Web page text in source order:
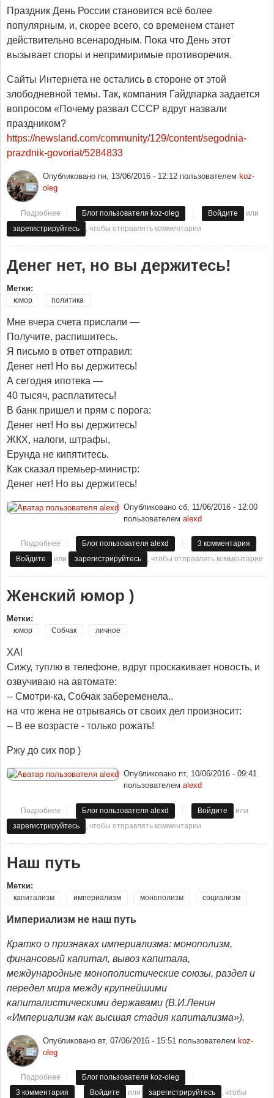
Праздник День России становится всё более
популярным, и, скорее всего, со временем станет
действительно всенародным. Пока что День этот
вызывает споры и непримиримые противоречия.
Сайты Интернета не остались в стороне от этой
злободневной темы. Так, компания Гайдпарка задается
вопросом «Почему развал СССР вдруг назвали
праздником?
https://newsland.com/community/129/content/segodnia-
prazdnik-govoriat/5284833
Опубликовано пн, 13/06/2016 - 12:12пользователем koz-
oleg
Подробнее о День России
Блог пользователя koz-oleg Войдите
или
зарегистрируйтесь
, чтобы отправлять комментарии
Денег нет, но вы держитесь!
Метки:
юмор политика
Мне вчера счета прислали —
Получите, распишитесь.
Я письмо в ответ отправил:
Денег нет! Но вы держитесь!
А сегодня ипотека —
40 тысяч, расплатитесь!
В банк пришел и прям с порога:
Денег нет! Но вы держитесь!
ЖКХ, налоги, штрафы,
Ерунда не кипятитесь.
Как сказал премьер-министр:
Денег нет! Но вы держитесь!
Опубликовано сб, 11/06/2016 - 12:00
пользователем alexd
Подробнее о Денег нет, но вы держитесь!
Блог пользователя alexd
3 комментария
Войдите
или зарегистрируйтесь , чтобы отправлять комментарии
Женский юмор )
Метки:
юмор Собчак личное
ХА!
Сижу, туплю в телефоне, вдруг проскакивает новость, и
озвучиваю на автомате:
-- Смотри-ка, Собчак забеременела..
на что жена не отрываясь от своих дел произносит:
-- В ее возрасте - только рожать!
Ржу до сих пор )
Опубликовано пт, 10/06/2016 - 09:41
пользователем alexd
Подробнее о Женский юмор )
Блог пользователя alexd Войдите
или
зарегистрируйтесь
, чтобы отправлять комментарии
Наш путь
Метки:
капитализм империализм монополизм социализм
Империализм не наш путь
Кратко о признаках империализма: монополизм,
финансовый капитал, вывоз капитала,
международные монополистические союзы, раздел и
передел мира между крупнейшими
капиталистическими державами (В.И.Ленин
«Империализм как высшая стадия капитализма»).
Опубликовано вт, 07/06/2016 - 15:51 пользователем koz-
oleg
Подробнее о Наш путьБлог пользователя koz-oleg
3 комментария
Войдите или зарегистрируйтесь
, чтобы